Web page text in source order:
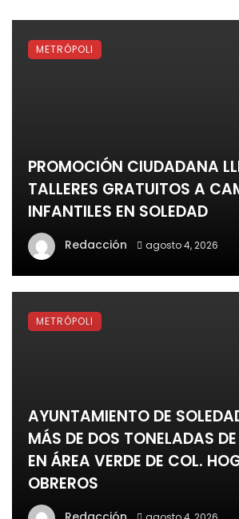
PROMOCIÓN CIUDADANA
TALLERES GRATUITOS A
INFANTILES EN SOLEDAD
Redacción agosto 4, 2026
METRÓPOLI
AYUNTAMIENTO DE
MÁS DE DOS TONELADAS
EN ÁREA VERDE DE COL.
OBREROS
METRÓPOLI